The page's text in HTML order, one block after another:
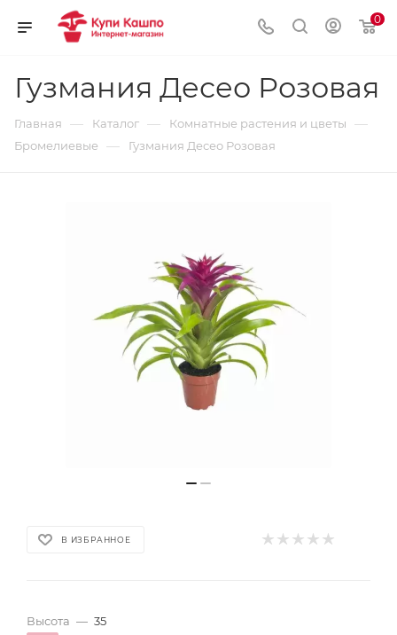
0
Гузмания Десео Розовая
Главная — Каталог — Комнатные растения и цветы —
Бромелиевые — Гузмания Десео Розовая
В ИЗБРАННОЕ
Высота — 35